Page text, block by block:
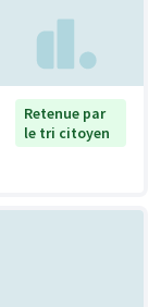
Retenue par
le tri citoyen